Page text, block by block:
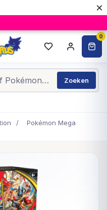
×
0
Zoeken
/
Pokémon Mega